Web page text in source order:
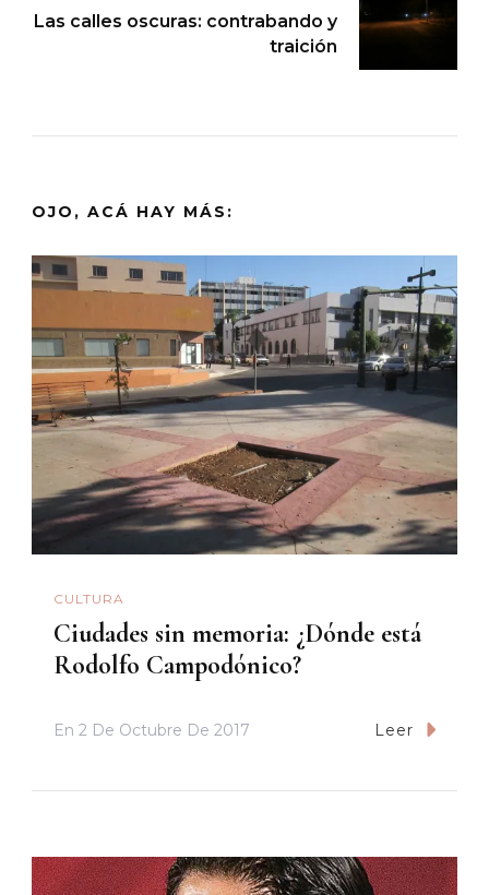
Las calles oscuras: contrabando y
traición
OJO, ACÁ HAY MÁS:
CULTURA
Ciudades sin memoria: ¿Dónde está
Rodolfo Campodónico?
En 2 De Octubre De 2017 Leer